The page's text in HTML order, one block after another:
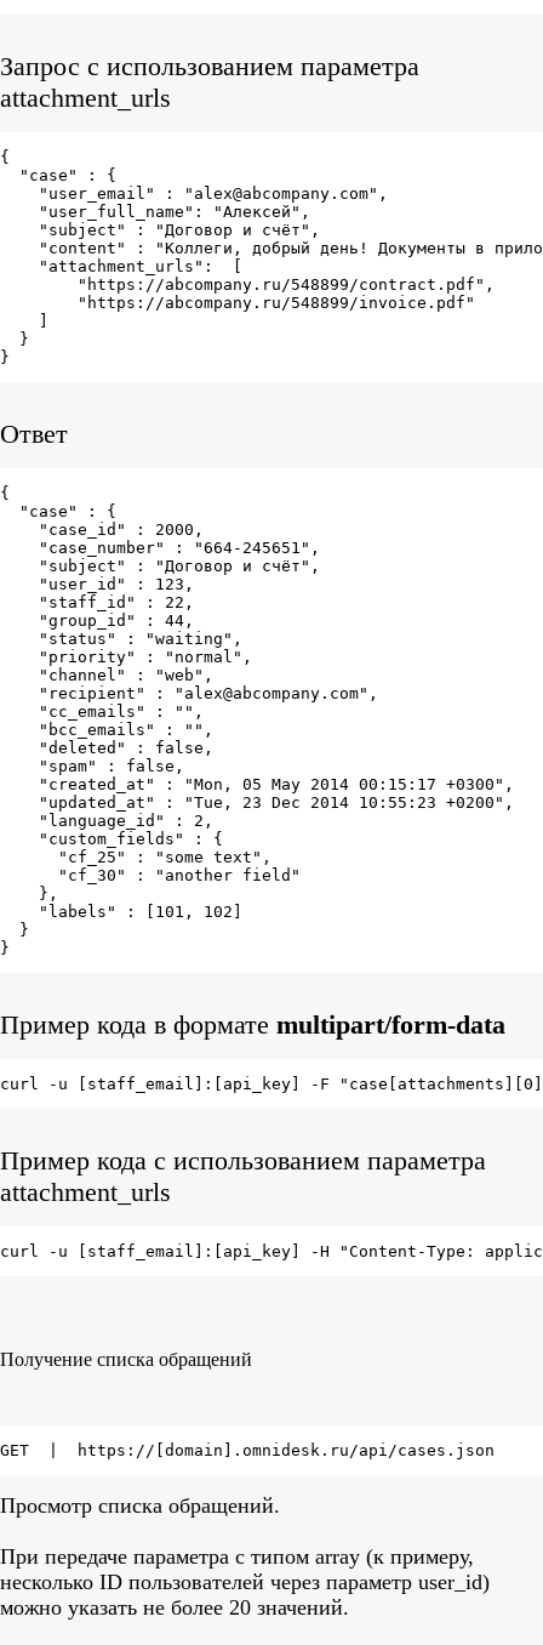
Запрос c использованием параметра
attachment_urls
{
  "case" : {
    "user_email" : "alex@abcompany.com",
    "user_full_name": "Алексей",
    "subject" : "Договор и счёт",
"content" : "Коллеги, добрый день! Документы в
    "attachment_urls":  [
        "https://abcompany.ru/548899/contract.pdf",
        "https://abcompany.ru/548899/invoice.pdf"
  }
}
Ответ
{
  "case" : {
    "case_id" : 2000,
    "case_number" : "664-245651",
    "subject" : "Договор и счёт",
    "user_id" : 123,
    "staff_id" : 22,
    "group_id" : 44,
    "status" : "waiting",
    "priority" : "normal",
    "channel" : "web",
    "recipient" : "alex@abcompany.com",
    "cc_emails" : "",
    "bcc_emails" : "",
    "deleted" : false,
    "spam" : false,
    "created_at" : "Mon, 05 May 2014 00:15:17 +0300",
    "updated_at" : "Tue, 23 Dec 2014 10:55:23 +0200",
    "language_id" : 2,
    "custom_fields" : {
      "cf_25" : "some text",
      "cf_30" : "another field"
    },
    "labels" : [101, 102]
  }
}
Пример кода в формате multipart/form-data
curl -u [staff_email]:[api_key] -F
Пример кода c использованием параметра
attachment_urls
curl -u [staff_email]:[api_key] -H "Content-Type:
Получение списка обращений
GET  |  https://[domain].omnidesk.ru/api/cases.json
Просмотр списка обращений.
При передаче параметра с типом array (к примеру,
несколько ID пользователей через параметр user_id)
можно указать не более 20 значений.